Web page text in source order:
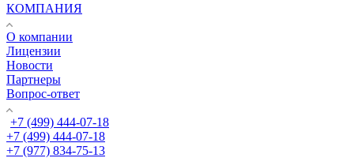
КОМПАНИЯ
О компании
Лицензии
Новости
Партнеры
Вопрос-ответ
+7 (499) 444-07-18
+7 (499) 444-07-18
+7 (977) 834-75-13